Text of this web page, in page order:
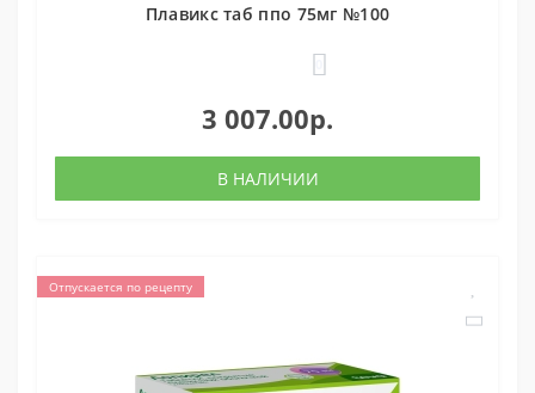
Плавикс таб ппо 75мг №100
3 007.00р.
В НАЛИЧИИ
Отпускается по рецепту